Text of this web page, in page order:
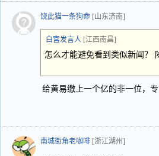
饶此猫一条狗命 [山东济南]
白宫发言人 [江西南昌]
怎么才能避免看到类似新闻？
给黄易缴上一个亿的非一位，
南城街角老咖啡 [浙江湖州]